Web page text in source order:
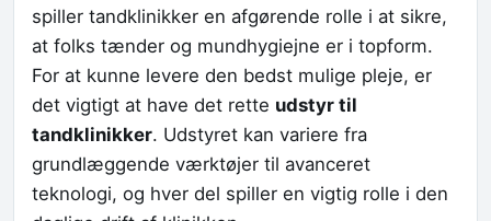
spiller tandklinikker en afgørende rolle i at sikre,
at folks tænder og mundhygiejne er i topform.
For at kunne levere den bedst mulige pleje, er
det vigtigt at have det rette udstyr til
tandklinikker. Udstyret kan variere fra
grundlæggende værktøjer til avanceret
teknologi, og hver del spiller en vigtig rolle i den